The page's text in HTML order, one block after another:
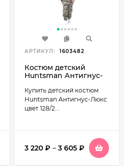
АРТИКУЛ: 1603482
Костюм детский
Huntsman Антигнус-
(Сорочка) цвет 128/2
(светлый пиксель)
Купить детский костюм
Huntsman Антигнус-Люкс
цвет 128/2...
3 220 ₽ – 3 605 ₽